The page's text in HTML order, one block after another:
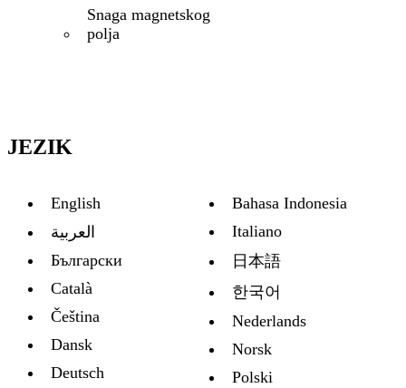
Snaga magnetskog
polja
JEZIK
English
العربية
Български
Català
Čeština
Dansk
Deutsch
Bahasa Indonesia
Italiano
日本語
한국어
Nederlands
Norsk
Polski